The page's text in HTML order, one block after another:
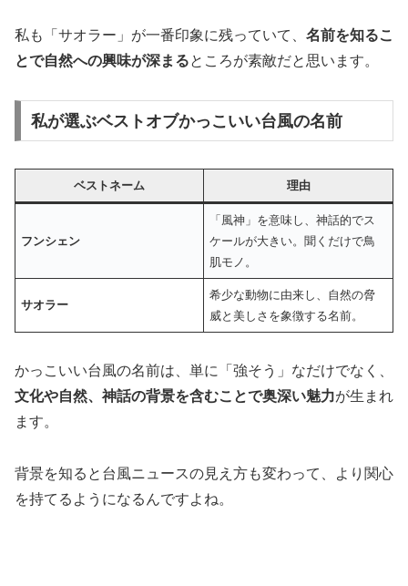
私も「サオラー」が一番印象に残っていて、 名前を知るこ
とで自然への興味が深まるところが素敵だと思います。
私が選ぶベストオブかっこいい台風の名前
ベストネーム 理由
フンシェン
「風神」を意味し、神話的でス
ケールが大きい。聞くだけで鳥
肌モノ。
サオラー
希少な動物に由来し、自然の脅
威と美しさを象徴する名前。
かっこいい台風の名前は、単に「強そう」なだけでなく、
文化や自然、神話の背景を含むことで奥深い魅力が生まれ
ます。
背景を知ると台風ニュースの見え方も変わって、より関心
を持てるようになるんですよね。